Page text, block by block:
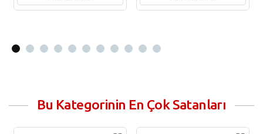
Bu Kategorinin En Çok Satanları